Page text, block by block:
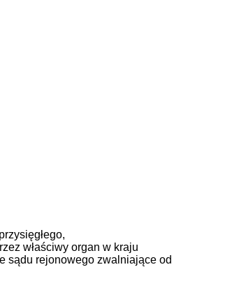
właściwy organ w kraju
sądu rejonowego zwalniające od